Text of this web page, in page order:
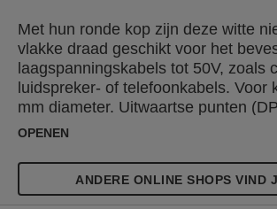
Met hun ronde kop zijn deze witte
vlakke draad geschikt voor het
laagspanningskabels tot 50V, zoals
luidspreker- of telefoonkabels. Voor
mm diameter. Uitwaartse punten
de poten in tegengestelde richting in
bevestiging.
OPENEN
ANDERE ONLINE SHOPS VIND